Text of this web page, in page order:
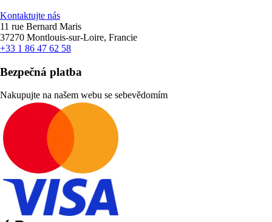
Kontaktujte nás
11 rue Bernard Maris
37270 Montlouis-sur-Loire, Francie
+33 1 86 47 62 58
Bezpečná platba
Nakupujte na našem webu se sebevědomím